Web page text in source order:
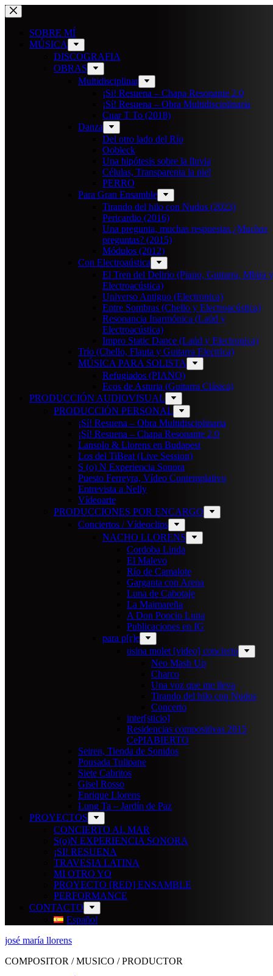
Saltar
al
contenidoSOBRE MÍ
MÚSICA
DISCOGRAFIA
OBRAS
Multidisciplinar
¡Si! Resuena – Chapa Resonante 2.0
¡Sí! Resuena – Obra Multidisciplinaria
Cuar T To (2018)
Danza
Del otro lado del Río
Oobleck
Una hipótesis sobre la lluvia
Células, Transparenta la piel
PERRO
Para Gran Ensamble
Tirando del hilo con Nudos (2023)
Pericardio (2016)
Una pregunta, muchas respuestas ¿Muchas
preguntas? (2015)
Módulos (2012)
Con Electroaústica
El Tren del Delirio (Piano, Guitarra, Mbira y
Electroacústica)
Universo Antiguo (Electronica)
Entre Sombras (Chello y Electroacústica)
Resonancia Inarmónica (Laúd y
Electroacústica)
Impro Static Dance (Laúd y Electronica)
Trío (Chello, Flauta y Guitarra Electrica)
MÚSICA PARA SOLISTA
Refugiados (PIANO)
Ecos de Asturia (Guitarra Clásica)
PRODUCCIÓN AUDIOVISUAL
PRODUCCIÓN PERSONAL
¡Sí! Resuena – Obra Multidisciplinaria
¡Sí! Resuena – Chapa Resonante 2.0
Lansolo & Llorens en Budapest
Los del TiBeat (Live Session)
S (o) N Experiencia Sonora
Puesto Ferreyra, Vídeo Contemplativo
Entrevista a Nelly
Vídeoarte
PRODUCCIONES POR ENCARGO
Conciertos / Vídeoclips
NACHO LLORENS
Cordoba Linda
El Malevo
Río de Camalote
Garganta con Arena
Luna de Cabotaje
La Maimareña
A Don Poncio Luna
Publicaciones en IG
para p[r]e
usina molet [video] concierto
Neo Mash Up
Charco
Una voz que me lleva
Tirando del hilo con Nudos
Concerto
inter[sticio]
Residencias compositivas 2015
CePIABIERTO
Seiren, Tienda de Sonidos
Pousada Tulipane
Siete Cabritos
Gisel Rosso
Enrique Llorens
Lung Ta – Jardín de Paz
PROYECTOS
CONCIERTO AL MAR
S(o)N EXPERIENCIA SONORA
¡SI! RESUENA
TRAVESIA LATINA
MI OTRO YO
PROYECTO [RED] ENSAMBLE
PERFORMANCE
CONTACTO
Español
josé maría llorens
COMPOSITOR / MUSICO / PRODUCTOR